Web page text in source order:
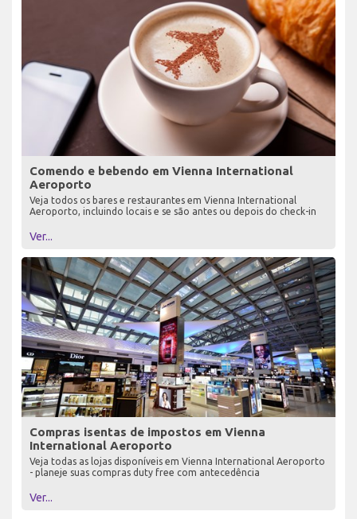
Comendo e bebendo em Vienna International
Aeroporto
Veja todos os bares e restaurantes em Vienna International
Aeroporto, incluindo locais e se são antes ou depois do check-in
Ver...
Compras isentas de impostos em Vienna
International Aeroporto
Veja todas as lojas disponíveis em Vienna International Aeroporto
- planeje suas compras duty free com antecedência
Ver...